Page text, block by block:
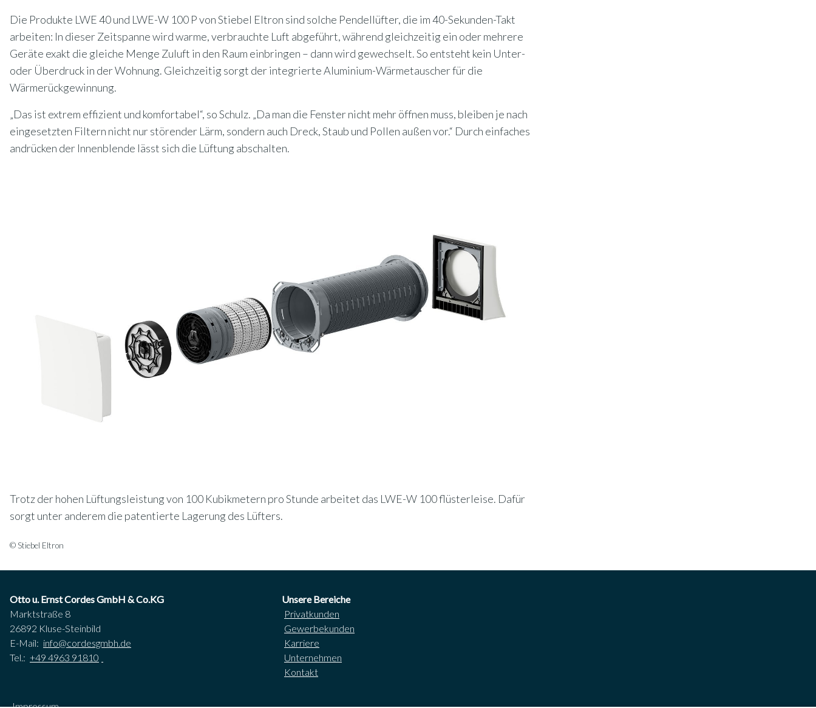
Die Produkte LWE 40 und LWE-W 100 P von Stiebel Eltron sind solche Pendellüfter, die im 40-Sekunden-Takt
arbeiten: In dieser Zeitspanne wird warme, verbrauchte Luft abgeführt, während gleichzeitig ein oder mehrere
Geräte exakt die gleiche Menge Zuluft in den Raum einbringen – dann wird gewechselt. So entsteht kein Unter-
oder Überdruck in der Wohnung. Gleichzeitig sorgt der integrierte Aluminium-Wärmetauscher für die
Wärmerückgewinnung.
„Das ist extrem effizient und komfortabel“, so Schulz. „Da man die Fenster nicht mehr öffnen muss, bleiben je nach
eingesetzten Filtern nicht nur störender Lärm, sondern auch Dreck, Staub und Pollen außen vor.“ Durch einfaches
andrücken der Innenblende lässt sich die Lüftung abschalten.
Trotz der hohen Lüftungsleistung von 100 Kubikmetern pro Stunde arbeitet das LWE-W 100 flüsterleise. Dafür
sorgt unter anderem die patentierte Lagerung des Lüfters.
© Stiebel Eltron
Otto u. Ernst Cordes GmbH & Co.KG
Marktstraße 8
26892 Kluse-Steinbild
E-Mail: info@cordesgmbh.de
Tel.: +49 4963 91810
Unsere Bereiche
Privatkunden
Gewerbekunden
Karriere
Unternehmen
Kontakt